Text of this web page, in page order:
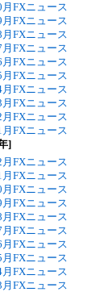
FXニュース
FXニュース
FXニュース
FXニュース
FXニュース
FXニュース
FXニュース
FXニュース
FXニュース
FXニュース
]
FXニュース
FXニュース
FXニュース
FXニュース
FXニュース
FXニュース
FXニュース
FXニュース
FXニュース
FXニュース